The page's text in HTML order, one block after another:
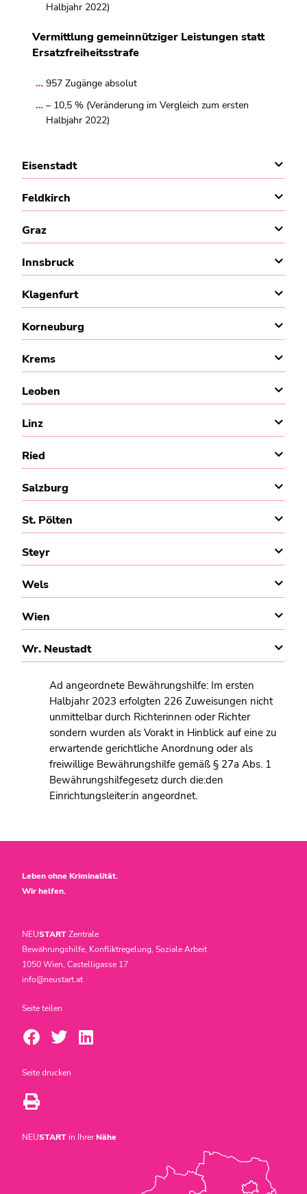
Halbjahr 2022)
Vermittlung gemeinnütziger Leistungen statt
Ersatzfreiheitsstrafe
957 Zugänge absolut
– 10,5 % (Veränderung im Vergleich zum ersten
Halbjahr 2022)
Eisenstadt
Feldkirch
Graz
Innsbruck
Klagenfurt
Korneuburg
Krems
Leoben
Linz
Ried
Salzburg
St. Pölten
Steyr
Wels
Wien
Wr. Neustadt
Ad angeordnete Bewährungshilfe: Im ersten
Halbjahr 2023 erfolgten 226 Zuweisungen nicht
unmittelbar durch Richterinnen oder Richter
sondern wurden als Vorakt in Hinblick auf eine zu
erwartende gerichtliche Anordnung oder als
freiwillige Bewährungshilfe gemäß § 27a Abs. 1
Bewährungshilfegesetz durch die:den
Einrichtungsleiter:in angeordnet.
Leben ohne Kriminalität.
Wir helfen.
NEUSTARTZentrale
Bewährungshilfe, Konfliktregelung, Soziale Arbeit
1050 Wien, Castelligasse 17
info@neustart.at
Seite teilen
Seite drucken
NEUSTARTin IhrerNähe